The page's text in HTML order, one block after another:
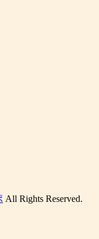
All Rights Reserved.